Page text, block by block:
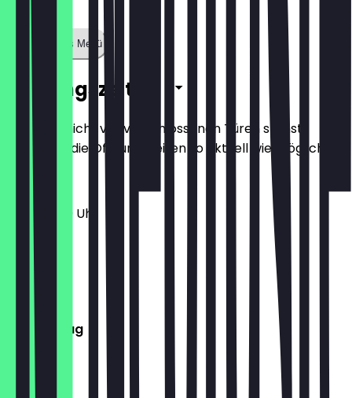
Zeige ganzes Menü
Öffnungszeiten
Damit du nicht vor verschlossenen Türen stehst,
halten wir die Öffnungszeiten so aktuell wie möglich.
11:30 - 21:30 Uhr
Montag
Dienstag
Mittwoch
Donnerstag
Freitag
Samstag
Sonntag